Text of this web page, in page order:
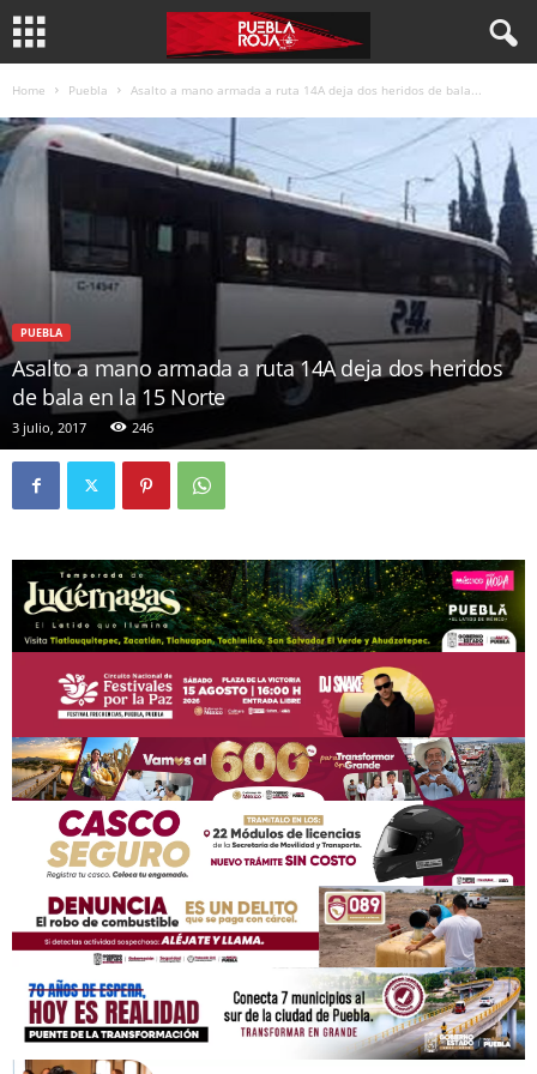
Home Puebla Asalto a mano armada a ruta 14A deja dos heridos de bala...
PUEBLA
Asalto a mano armada a ruta 14A deja dos heridos
de bala en la 15 Norte
3 julio, 2017 246